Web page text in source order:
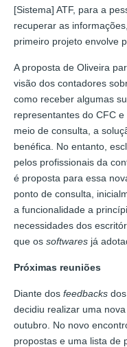
[Sistema] ATF, para a
recuperar as
primeiro projeto envolve
A proposta de Oliveira
visão dos contadores
como receber algumas
representantes do CFC
meio de consulta, a
benéfica. No entanto,
pelos profissionais da
é proposta para essa
ponto de consulta,
a funcionalidade a
necessidades dos
que os softwares já
Próximas reuniões
Diante dos feedbacks
decidiu realizar uma
outubro. No novo
propostas e uma lista de